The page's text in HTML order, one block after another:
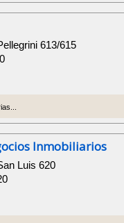
613/615
Inmobiliarios
Luis 620